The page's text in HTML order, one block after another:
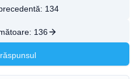
134
136